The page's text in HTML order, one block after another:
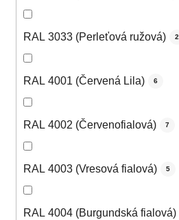
RAL 3033 (Perleťová ružová) 2
RAL 4001 (Červená Lila) 6
RAL 4002 (Červenofialová) 7
RAL 4003 (Vresová fialová) 5
RAL 4004 (Burgundská fialová)